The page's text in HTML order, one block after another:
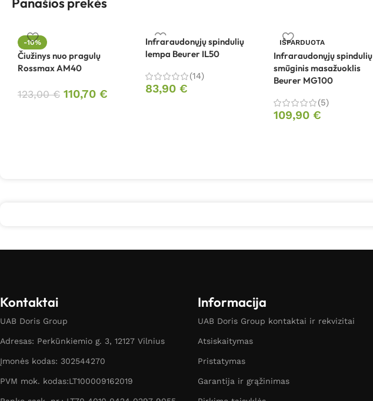
-10%
Čiužinys nuo pragulų
Rossmax AM40
123,00€ 110,70 €
Infraraudonųjų spindulių
lempa Beurer IL50
(14)
83,90€
IŠPARDUOTA
Infraraudonųjų spindulių
smūginis masažuoklis
Beurer MG100
(5)
109,90 €
Kontaktai
UAB Doris Group
Adresas: Perkūnkiemio g. 3, 12127 Vilnius
Įmonės kodas: 302544270
PVM mok. kodas:LT100009162019
Informacija
UAB Doris Group kontaktai ir rekvizitai
Atsiskaitymas
Pristatymas
Garantija ir grąžinimas